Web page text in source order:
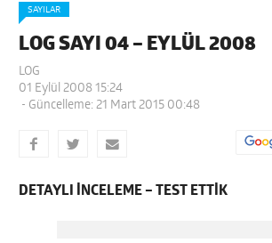
SAYILAR
LOG SAYI 04 – EYLÜL 2008
LOG
01 Eylül 2008 15:24
- Güncelleme: 21 Mart 2015 00:48
DETAYLI İNCELEME – TEST ETTİK